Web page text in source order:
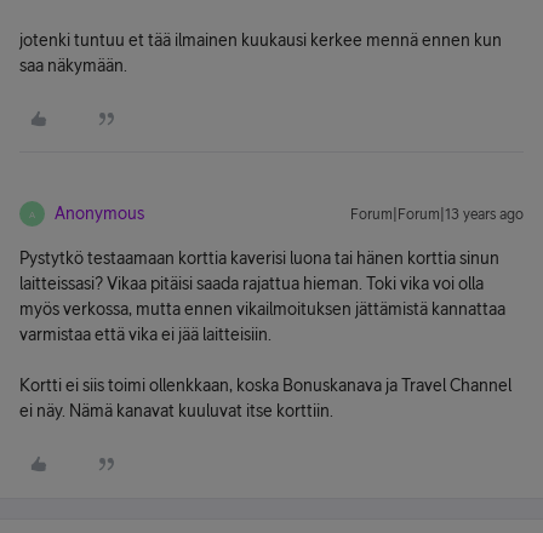
jotenki tuntuu et tää ilmainen kuukausi kerkee mennä ennen kun
saa näkymään.
A Anonymous Forum|Forum|13 years ago
Pystytkö testaamaan korttia kaverisi luona tai hänen korttia sinun
laitteissasi? Vikaa pitäisi saada rajattua hieman. Toki vika voi olla
myös verkossa, mutta ennen vikailmoituksen jättämistä kannattaa
varmistaa että vika ei jää laitteisiin.
Kortti ei siis toimi ollenkkaan, koska Bonuskanava ja Travel Channel
ei näy. Nämä kanavat kuuluvat itse korttiin.